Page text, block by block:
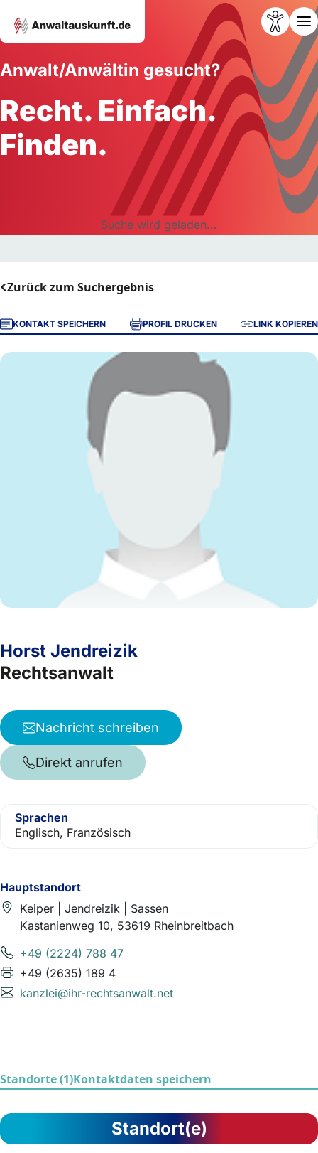
Anwalt/Anwältin gesucht?
Recht. Einfach.
Finden.
Suche wird geladen...
Zurück zum Suchergebnis
KONTAKT SPEICHERN PROFIL DRUCKEN LINK KOPIEREN
Hauptstandort
Keiper | Jendreizik | Sassen
Kastanienweg 10, 53619 Rheinbreitbach
+49 (2224) 788 47
+49 (2635) 189 4
kanzlei@ihr-rechtsanwalt.net
Horst Jendreizik
Rechtsanwalt
Nachricht schreiben
Direkt anrufen
Sprachen
Englisch, Französisch
Standorte (1)Kontaktdaten speichern
Standort(e)